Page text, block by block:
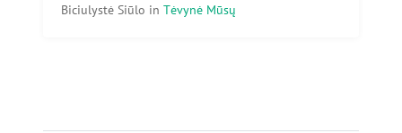
Biciulystė Siūlo in Tėvynė Mūsų